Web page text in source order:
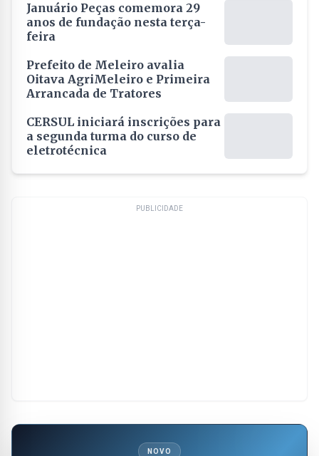
Januário Peças comemora 29
anos de fundação nesta terça-
feira
Prefeito de Meleiro avalia
Oitava AgriMeleiro e Primeira
Arrancada de Tratores
CERSUL iniciará inscrições para
a segunda turma do curso de
eletrotécnica
PUBLICIDADE
NOVO